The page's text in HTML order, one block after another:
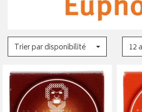
Trier par disponibilité 12